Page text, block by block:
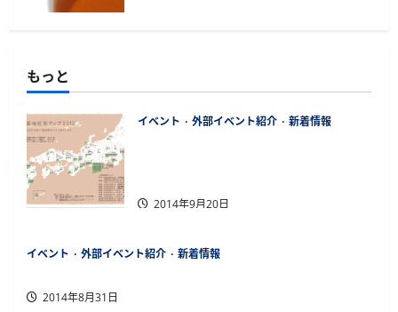
もっと
イベント 外部イベント紹介 新着情報
2014年9月20日
イベント 外部イベント紹介 新着情報
2014年8月31日